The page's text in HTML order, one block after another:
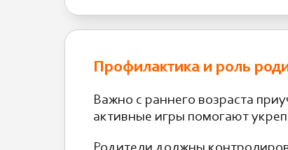
Профилактика и роль
Важно с раннего возраста
активные игры помогают